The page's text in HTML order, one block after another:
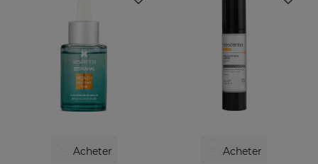
Acheter Acheter